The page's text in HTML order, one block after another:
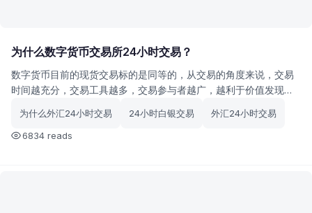
为什么数字货币交易所24小时交易？
数字货币目前的现货交易标的是同等的，从交易的角度来说，交易
时间越充分，交易工具越多，交易参与者越广，越利于价值发现。
为什么外汇24小时交易 24小时白银交易
外汇24小时交易
6834 reads